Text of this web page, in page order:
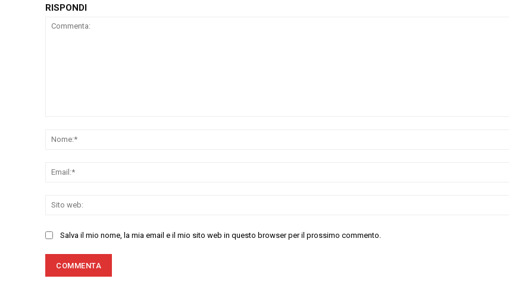
RISPONDI
Salva il mio nome, la mia email e il mio sito web in questo browser per il prossimo commento.